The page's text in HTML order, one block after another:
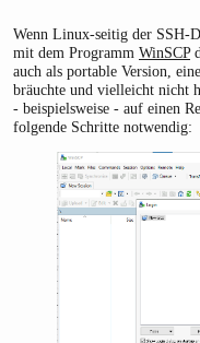
Wenn Linux-seitig der SSH-
mit dem Programm WinSCP
auch als portable Version,
bräuchte und vielleicht nicht
- beispielsweise - auf einen
folgende Schritte notwendig: